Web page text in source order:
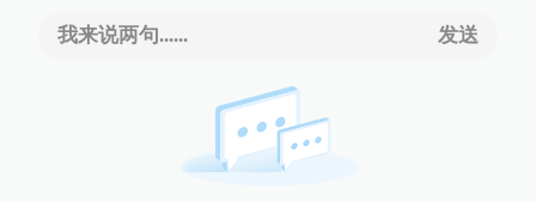
我来说两句...... 发送